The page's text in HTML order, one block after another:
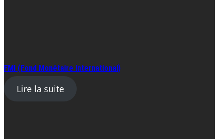
FMI (Fond Monétaire International)
Lire la suite